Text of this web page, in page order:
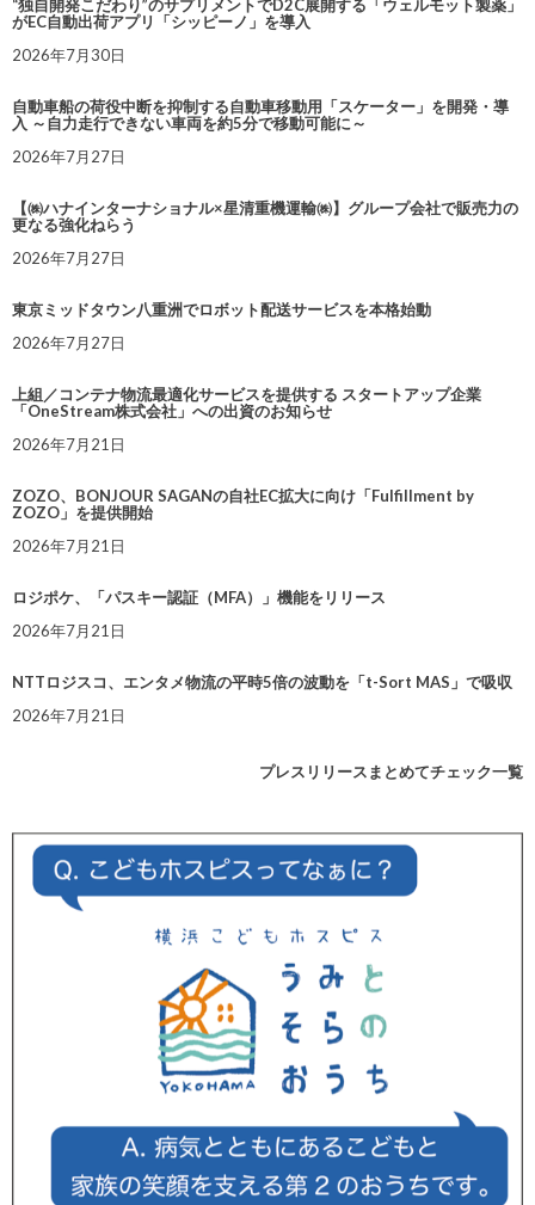
“独自開発こだわり”のサプリメントでD2C展開する「ウェルモット製薬」
がEC自動出荷アプリ「シッピーノ」を導入
2026年7月30日
自動車船の荷役中断を抑制する自動車移動用「スケーター」を開発・導
入 ～自力走行できない車両を約5分で移動可能に～
2026年7月27日
【㈱ハナインターナショナル×星清重機運輸㈱】グループ会社で販売力の
更なる強化ねらう
2026年7月27日
東京ミッドタウン八重洲でロボット配送サービスを本格始動
2026年7月27日
上組／コンテナ物流最適化サービスを提供する スタートアップ企業
「OneStream株式会社」への出資のお知らせ
2026年7月21日
ZOZO、BONJOUR SAGANの自社EC拡大に向け「Fulfillment by
ZOZO」を提供開始
2026年7月21日
ロジポケ、「パスキー認証（MFA）」機能をリリース
2026年7月21日
NTTロジスコ、エンタメ物流の平時5倍の波動を「t-Sort MAS」で吸収
2026年7月21日
プレスリリースまとめてチェック一覧